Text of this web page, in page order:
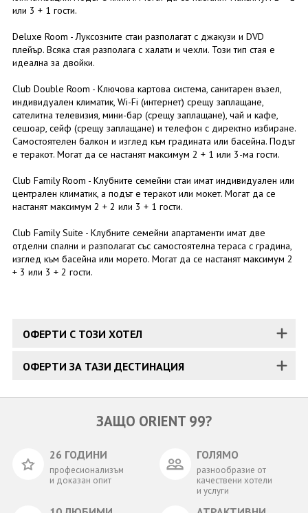
или 3 + 1 гости.
Deluxe Room - Луксозните стаи разполагат с джакузи и DVD
плейър. Всяка стая разполага с халати и чехли. Този тип стая е
идеална за двойки.
Club Double Room - Ключова картова система, санитарен възел,
индивидуален климатик, Wi-Fi (интернет) срещу заплащане,
сателитна телевизия, мини-бар (срещу заплащане), чай и кафе,
сешоар, сейф (срещу заплащане) и телефон с директно избиране.
Самостоятелен балкон и изглед към градината или басейна. Подът
е теракот. Могат да се настанят максимум 2 + 1 или 3-ма гости.
Club Family Room - Клубните семейни стаи имат индивидуален или
централен климатик, а подът е теракот или мокет. Могат да се
настанят максимум 2 + 2 или 3 + 1 гости.
Club Family Suite - Клубните семейни апартаменти имат две
отделни спални и разполагат със самостоятелна тераса с градина,
изглед към басейна или морето. Могат да се настанят максимум 2
+ 3 или 3 + 2 гости.
ОФЕРТИ С ТОЗИ ХОТЕЛ
ОФЕРТИ ЗА ТАЗИ ДЕСТИНАЦИЯ
ЗАЩО ORIENT 99?
26 ГОДИНИ
професионализъм
и доказан опит
ГОЛЯМО
разнообразие от
качествени хотели
и услуги